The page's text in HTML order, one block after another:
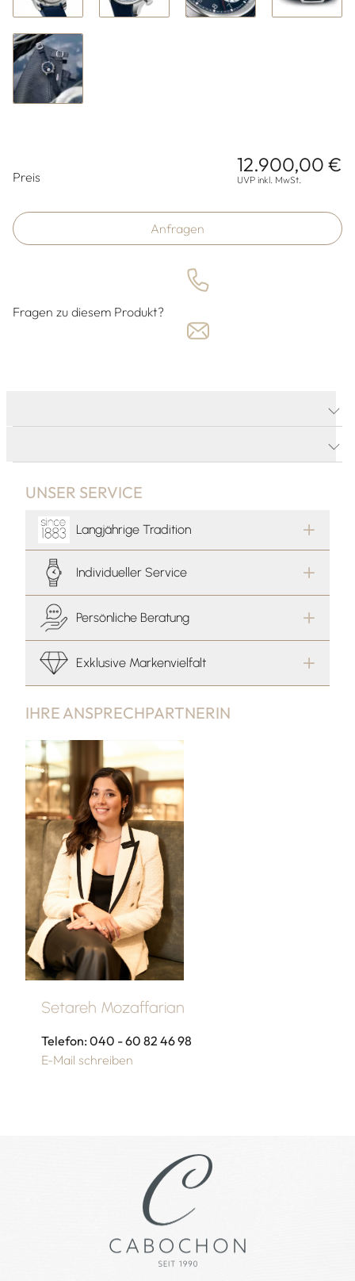
Preis
12.900,00 €
UVP inkl. MwSt.
Anfragen
Fragen zu diesem Produkt?
IHRE ANSPRECHPARTNERIN
Setareh Mozaffarian
Telefon: 040 - 60 82 46 98
E-Mail schreiben
UNSER SERVICE
Langjährige Tradition
Individueller Service
Persönliche Beratung
Exklusive Markenvielfalt